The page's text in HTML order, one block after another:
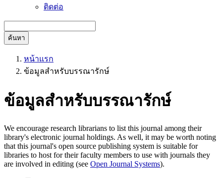
ติดต่อ
ค้นหา
หน้าแรก
ข้อมูลสำหรับบรรณารักษ์
ข้อมูลสำหรับบรรณารักษ์
We encourage research librarians to list this journal among their
library's electronic journal holdings. As well, it may be worth noting
that this journal's open source publishing system is suitable for
libraries to host for their faculty members to use with journals they
are involved in editing (see Open Journal Systems).